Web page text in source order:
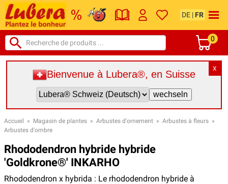
DE | FR
0
X
Bienvenue à Lubera®, en Suisse
Accueil » Magasin de plantes » Arbustes d'ornement » Arbustes à fleurs »
Arbustes d'ombre
Rhododendron hybride hybride
'Goldkrone®' INKARHO
Rhododendron x hybrida : Le rhododendron hybride à